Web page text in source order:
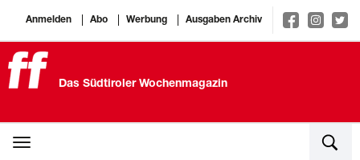
Anmelden Abo Werbung Ausgaben Archiv
Das Südtiroler Wochenmagazin